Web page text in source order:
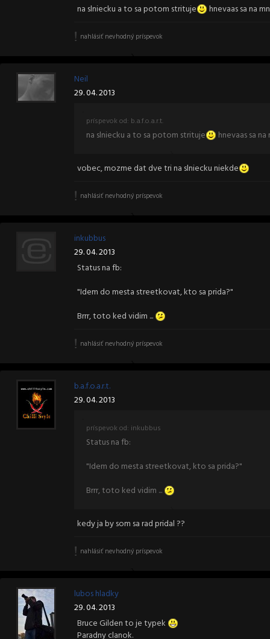
na slniecku a to sa potom strituje hnevaas sa na
nahlásiť nevhodný príspevok
Neil
29. 04. 2013
príspevok od: b.a.f.o.a.r.t.
na slniecku a to sa potom strituje hnevaas sa na
vobec, mozme dat dve tri na slniecku niekde
nahlásiť nevhodný príspevok
inkubbus
29. 04. 2013
Status na fb:
"Idem do mesta streetkovat, kto sa prida?"
Brrr, toto ked vidim ...
nahlásiť nevhodný príspevok
b.a.f.o.a.r.t.
29. 04. 2013
príspevok od: inkubbus
Status na fb:
"Idem do mesta streetkovat, kto sa prida?"
Brrr, toto ked vidim ...
kedy ja by som sa rad pridal ??
nahlásiť nevhodný príspevok
lubos hladky
29. 04. 2013
Bruce Gilden to je typek
Paradny clanok.